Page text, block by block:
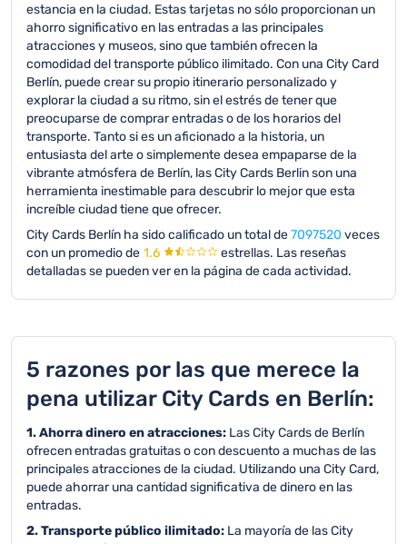
estancia en la ciudad. Estas tarjetas no sólo proporcionan un
ahorro significativo en las entradas a las principales
atracciones y museos, sino que también ofrecen la
comodidad del transporte público ilimitado. Con una City Card
Berlín, puede crear su propio itinerario personalizado y
explorar la ciudad a su ritmo, sin el estrés de tener que
preocuparse de comprar entradas o de los horarios del
transporte. Tanto si es un aficionado a la historia, un
entusiasta del arte o simplemente desea empaparse de la
vibrante atmósfera de Berlín, las City Cards Berlin son una
herramienta inestimable para descubrir lo mejor que esta
increíble ciudad tiene que ofrecer.
City Cards Berlín ha sido calificado un total de7097520 veces
con un promedio de 1.6 estrellas. Las reseñas
detalladas se pueden ver en la página de cada actividad.
5 razones por las que merece la
pena utilizar City Cards en Berlín:
1. Ahorra dinero en atracciones: Las City Cards de Berlín
ofrecen entradas gratuitas o con descuento a muchas de las
principales atracciones de la ciudad. Utilizando una City Card,
puede ahorrar una cantidad significativa de dinero en las
entradas.
2. Transporte público ilimitado: La mayoría de las City